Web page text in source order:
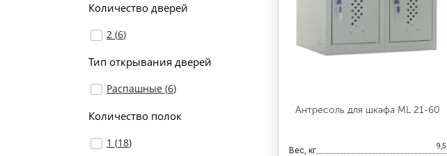
Количество дверей
2 (6)
Тип открывания дверей
Распашные (6)
Количество полок
1 (18)
Антресоль для шкафа ML 21-60
Вес, кг 9,5